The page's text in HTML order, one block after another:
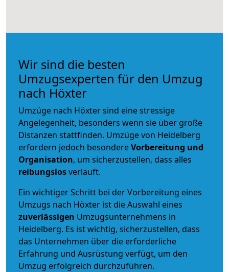
Wir sind die besten
Umzugsexperten für den Umzug
nach Höxter
Umzüge nach Höxter sind eine stressige
Angelegenheit, besonders wenn sie über große
Distanzen stattfinden. Umzüge von Heidelberg
erfordern jedoch besondereVorbereitung und
Organisation, um sicherzustellen, dass alles
reibungslosverläuft.
Ein wichtiger Schritt bei der Vorbereitung eines
Umzugs nach Höxter ist die Auswahl eines
zuverlässigen Umzugsunternehmens in
Heidelberg. Es ist wichtig, sicherzustellen, dass
das Unternehmen über die erforderliche
Erfahrung und Ausrüstung verfügt, um den
Umzug erfolgreich durchzuführen.